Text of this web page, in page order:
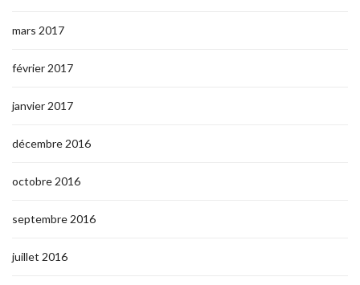
mars 2017
février 2017
janvier 2017
décembre 2016
octobre 2016
septembre 2016
juillet 2016